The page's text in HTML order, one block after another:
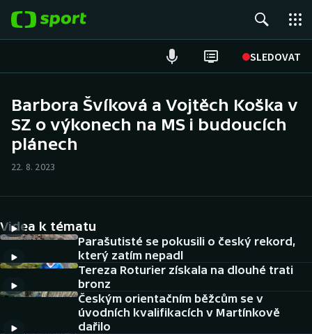
SLEDOVAT
Hokej
Cyklistika
DALŠÍ SPORTY
Americký fotbal
Baseball a softbal
NEPŘEHLÉDNĚTE
Barbora Švíková a Vojtěch Koška v
SZ o výkonech na MS i budoucích
plánech
22. 8. 2023
Videa k tématu
Parašutisté se pokusili o český rekord,
který zatím nepadl
Tereza Roturier získala na dlouhé trati
bronz
Českým orientačním běžcům se v
úvodních kvalifikacích v Martínkově
dařilo